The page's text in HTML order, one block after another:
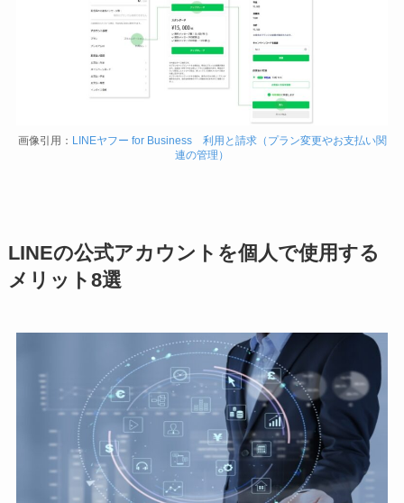
画像引用： LINEヤフー for Business 利用と請求（プラン変更やお支払い関
連の管理）
LINEの公式アカウントを個人で使用する
メリット8選